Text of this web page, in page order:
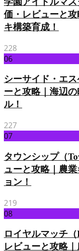
価・レビューと
キ構築育成！
228
06
シーサイド・エ
ーと攻略｜海辺
ル！
227
07
タウンシップ（
ューと攻略｜農
ョン！
219
08
ロイヤルマッチ
レビューと攻略